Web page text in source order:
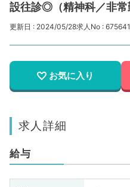
設往診◎（精神科／非常
更新日 : 2024/05/28求人No : 675641
お気に入り
求人詳細
給与